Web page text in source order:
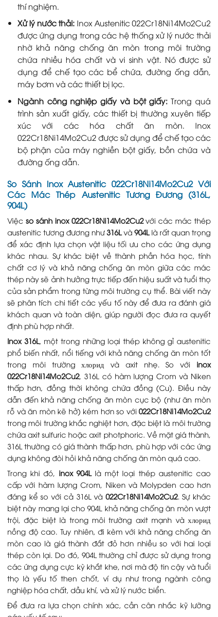
thí nghiệm.
Xử lý nước thải: Inox Austenitic 022Cr18Ni14Mo2Cu2
được ứng dụng trong các hệ thống xử lý nước thải
nhờ khả năng chống ăn mòn trong môi trường
chứa nhiều hóa chất và vi sinh vật. Nó được sử
dụng để chế tạo các bể chứa, đường ống dẫn,
máy bơm và các thiết bị lọc.
Ngành công nghiệp giấy và bột giấy: Trong quá
trình sản xuất giấy, các thiết bị thường xuyên tiếp
xúc với các hóa chất ăn mòn. Inox
022Cr18Ni14Mo2Cu2 được sử dụng để chế tạo các
bộ phận của máy nghiền bột giấy, bồn chứa và
đường ống dẫn.
So Sánh Inox Austenitic 022Cr18Ni14Mo2Cu2 Với
Các Mác Thép Austenitic Tương Đương (316L,
904L)
Việc so sánh inox 022Cr18Ni14Mo2Cu2với các mác thép
austenitic tương đương như316Lvà 904Llà rất quan trọng
để xác định lựa chọn vật liệu tối ưu cho các ứng dụng
khác nhau. Sự khác biệt về thành phần hóa học, tính
chất cơ lý và khả năng chống ăn mòn giữa các mác
thép này sẽ ảnh hưởng trực tiếp đến hiệu suất và tuổi thọ
của sản phẩm trong từng môi trường cụ thể. Bài viết này
sẽ phân tích chi tiết các yếu tố này để đưa ra đánh giá
khách quan và toàn diện, giúp người đọc đưa ra quyết
định phù hợp nhất.
Inox 316L, một trong những loại thép không gỉ austenitic
phổ biến nhất, nổi tiếng với khả năng chống ăn mòn tốt
trong môi trường хлорид và axit nhẹ. So với inox
022Cr18Ni14Mo2Cu2, 316L có hàm lượng Crom và Niken
thấp hơn, đồng thời không chứa đồng (Cu). Điều này
dẫn đến khả năng chống ăn mòn cục bộ (như ăn mòn
rỗ và ăn mòn kẽ hở) kém hơn so với 022Cr18Ni14Mo2Cu2
trong môi trường khắc nghiệt hơn, đặc biệt là môi trường
chứa axit sulfuric hoặc axit photphoric. Về mặt giá thành,
316L thường có giá thành thấp hơn, phù hợp với các ứng
dụng không đòi hỏi khả năng chống ăn mòn quá cao.
Trong khi đó, inox 904Llà một loại thép austenitic cao
cấp với hàm lượng Crom, Niken và Molypden cao hơn
đáng kể so với cả 316L và 022Cr18Ni14Mo2Cu2. Sự khác
biệt này mang lại cho 904L khả năng chống ăn mòn vượt
trội, đặc biệt là trong môi trường axit mạnh và хлорид
nồng độ cao. Tuy nhiên, đi kèm với khả năng chống ăn
mòn cao là giá thành đắt đỏ hơn nhiều so với hai loại
thép còn lại. Do đó, 904L thường chỉ được sử dụng trong
các ứng dụng cực kỳ khắt khe, nơi mà độ tin cậy và tuổi
thọ là yếu tố then chốt, ví dụ như trong ngành công
nghiệp hóa chất, dầu khí, và xử lý nước biển.
Để đưa ra lựa chọn chính xác, cần cân nhắc kỹ lưỡng